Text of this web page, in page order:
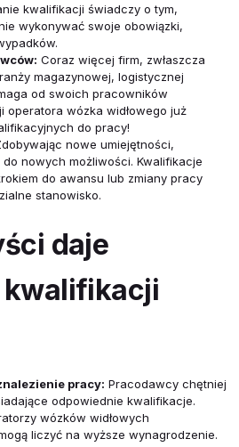
kwalifikacji świadczy o tym,
wykonywać swoje obowiązki,
Coraz więcej firm, zwłaszcza
magazynowej, logistycznej
od swoich pracowników
operatora wózka widłowego już
do pracy!
nowe umiejętności,
nowych możliwości. Kwalifikacje
do awansu lub zmiany pracy
stanowisko.
daje
kwalifikacji
pracy: Pracodawcy chętniej
odpowiednie kwalifikacje.
wózków widłowych
liczyć na wyższe wynagrodzenie.